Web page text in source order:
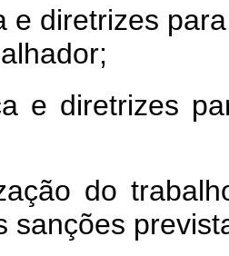
e diretrizes
e diretrizes
do
sanções